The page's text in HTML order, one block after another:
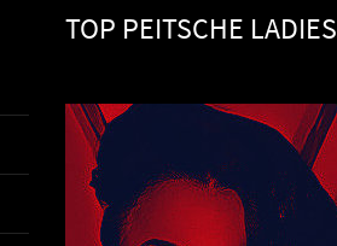
TOP PEITSCHE LADIES